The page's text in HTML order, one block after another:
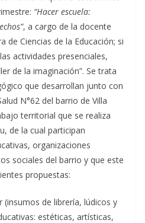
“Hacer escuela:
, a cargo de la docente
de Ciencias de la Educación; si
actividades presenciales,
de la imaginación”. Se trata
que desarrollan junto con
N°62 del barrio de Villa
territorial que se realiza
de la cual participan
organizaciones
sociales del barrio y que este
propuestas:
(insumos de librería, lúdicos y
estéticas, artísticas,